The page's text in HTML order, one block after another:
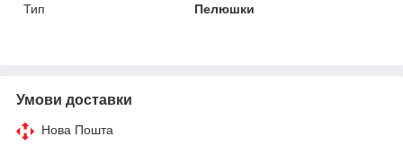
Тип
Пелюшки
Умови доставки
Нова Пошта